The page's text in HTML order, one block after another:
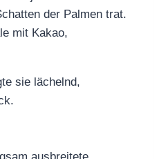
der Palmen trat.
mit Kakao,
sie lächelnd,